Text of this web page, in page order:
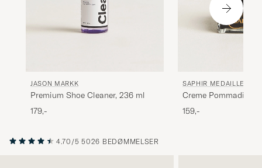
JASON MARKK
Premium Shoe Cleaner, 236 ml
179,-
SAPHIR MEDAILLE
Creme Pommadier
Black
159,-
4.70/5 5026 BEDØMMELSER